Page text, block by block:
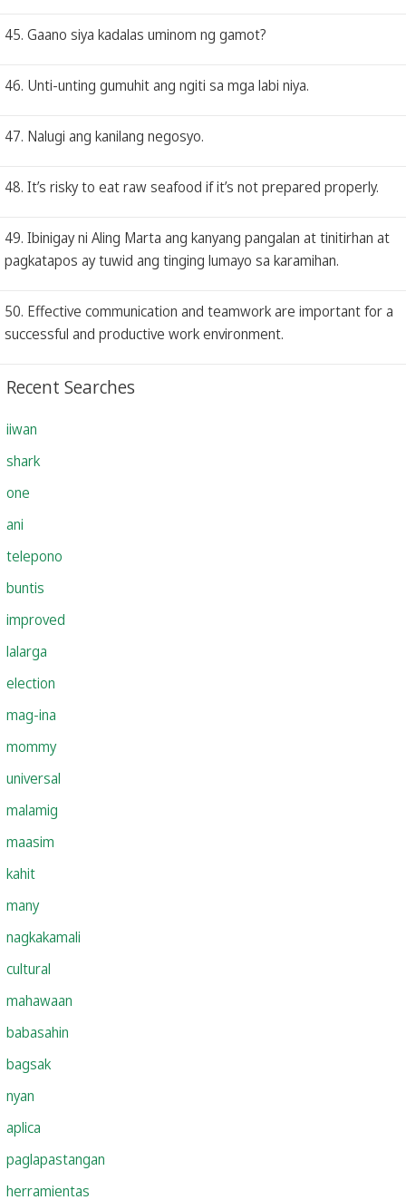
45. Gaano siya kadalas uminom ng gamot?
46. Unti-unting gumuhit ang ngiti sa mga labi niya.
47. Nalugi ang kanilang negosyo.
48. It’s risky to eat raw seafood if it’s not prepared properly.
49. Ibinigay ni Aling Marta ang kanyang pangalan at tinitirhan at
pagkatapos ay tuwid ang tinging lumayo sa karamihan.
50. Effective communication and teamwork are important for a
successful and productive work environment.
Recent Searches
iiwan
shark
one
ani
telepono
buntis
improved
lalarga
election
mag-ina
mommy
universal
malamig
maasim
kahit
many
nagkakamali
cultural
mahawaan
babasahin
bagsak
nyan
aplica
paglapastangan
herramientas